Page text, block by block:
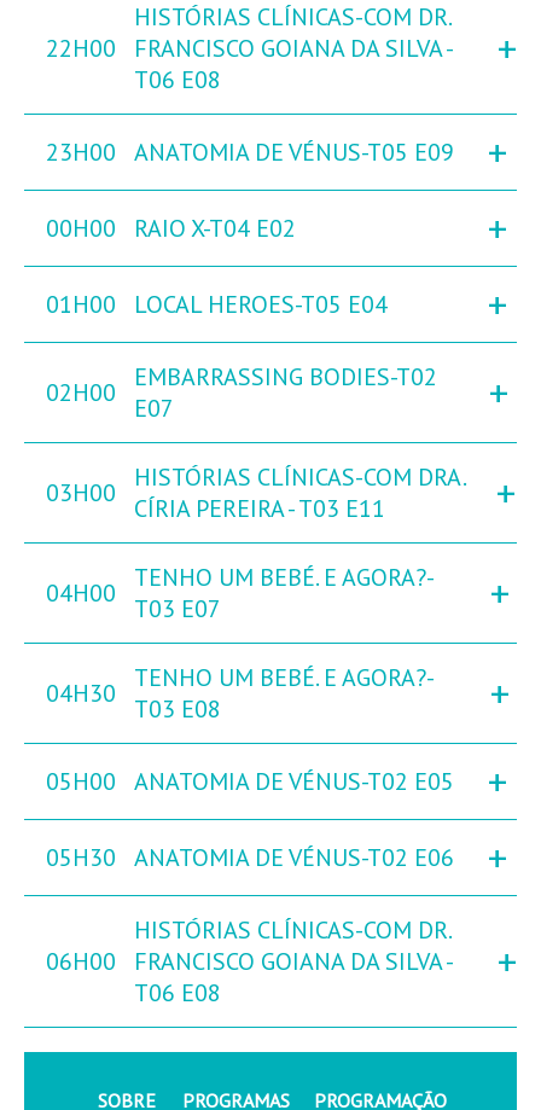
22H00
HISTÓRIAS CLÍNICAS-COM DR.
FRANCISCO GOIANA DA SILVA -
T06 E08
+
23H00 ANATOMIA DE VÉNUS-T05 E09 +
00H00 RAIO X-T04 E02 +
01H00 LOCAL HEROES-T05 E04 +
02H00
EMBARRASSING BODIES-T02
E07
+
03H00
HISTÓRIAS CLÍNICAS-COM DRA.
CÍRIA PEREIRA - T03 E11
+
04H00
TENHO UM BEBÉ. E AGORA?-
T03 E07
+
04H30
TENHO UM BEBÉ. E AGORA?-
T03 E08
+
05H00 ANATOMIA DE VÉNUS-T02 E05 +
05H30 ANATOMIA DE VÉNUS-T02 E06 +
06H00
HISTÓRIAS CLÍNICAS-COM DR.
FRANCISCO GOIANA DA SILVA -
T06 E08
+
SOBRE PROGRAMAS PROGRAMAÇÃO